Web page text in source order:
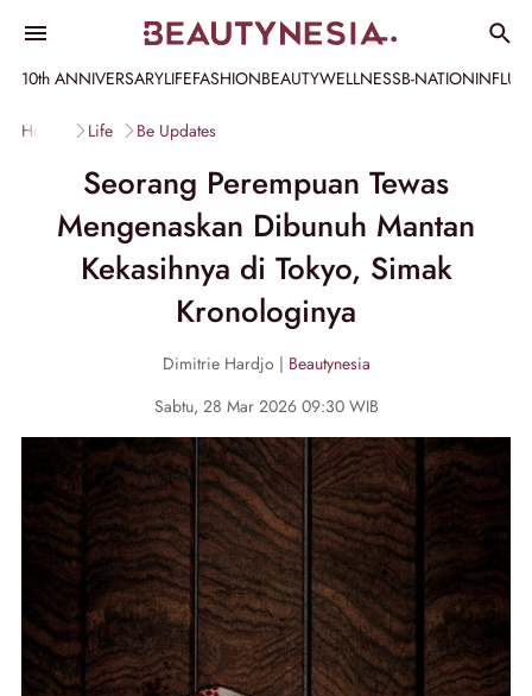
10th ANNIVERSARYLIFEFASHIONBEAUTYWELLNESSB-NATION
Home Life Be Updates
Seorang Perempuan Tewas
Mengenaskan Dibunuh Mantan
Kekasihnya di Tokyo, Simak
Kronologinya
Dimitrie Hardjo | Beautynesia
Sabtu, 28 Mar 2026 09:30 WIB